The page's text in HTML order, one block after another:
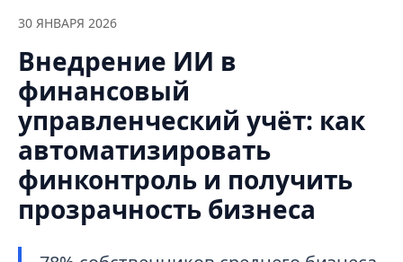
30 ЯНВАРЯ 2026
Внедрение ИИ в
финансовый
управленческий учёт: как
автоматизировать
финконтроль и получить
прозрачность бизнеса